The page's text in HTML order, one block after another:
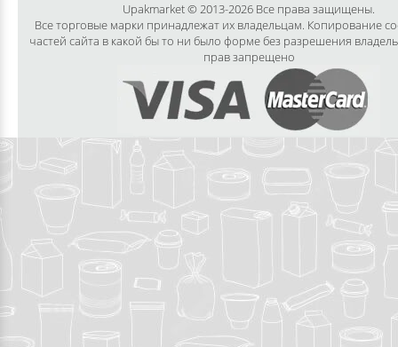
Upakmarket © 2013-2026 Все права защищены.
Все торговые марки принадлежат их владельцам. Копирование
частей сайта в какой бы то ни было форме без разрешения
прав запрещено